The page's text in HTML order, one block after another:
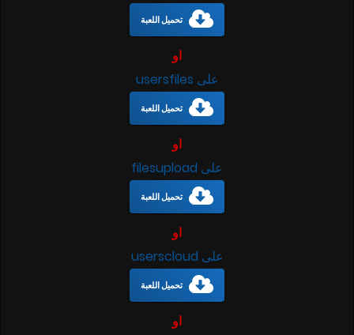
تحميل اللعبة
او
على usersfiles
تحميل اللعبة
او
على filesupload
تحميل اللعبة
او
على userscloud
تحميل اللعبة
او